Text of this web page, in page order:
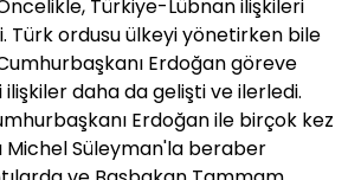
Türkiye-Lübnan ilişkileri
Türk ordusu ülkeyi yönetirken bile
Erdoğan göreve
daha da gelişti ve ilerledi.
Erdoğan ile birçok kez
Michel Süleyman'la beraber